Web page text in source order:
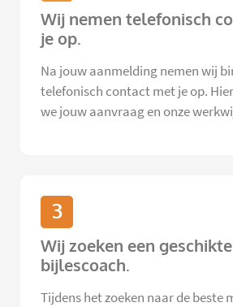
Wij nemen telefonisch
je op.
Na jouw aanmelding nemen wij
telefonisch contact met je op.
we jouw aanvraag en onze
3
Wij zoeken een geschikte
bijlescoach.
Tijdens het zoeken naar de beste